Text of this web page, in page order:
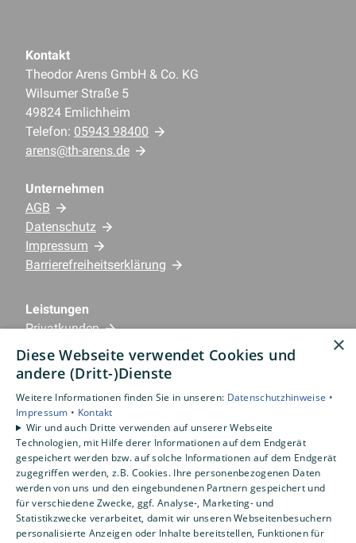
Kontakt
Theodor Arens GmbH & Co. KG
Wilsumer Straße 5
49824 Emlichheim
Telefon: 05943 98400
arens@th-arens.de
Unternehmen
AGB
Datenschutz
Impressum
Barrierefreiheitserklärung
Leistungen
Privatkunden
Gewerbekunden
Karriere
Unternehmen
Standorte
Emlichheim
×
Diese Webseite verwendet Cookies und
andere (Dritt-)Dienste
Weitere Informationen finden Sie in unseren: Datenschutzhinweise •
Impressum • Kontakt
Wir und auch Dritte verwenden auf unserer Webseite
Technologien, mit Hilfe derer Informationen auf dem Endgerät
gespeichert werden bzw. auf solche Informationen auf dem Endgerät
zugegriffen werden, z.B. Cookies. Ihre personenbezogenen Daten
werden von uns und den eingebundenen Partnern gespeichert und
für verschiedene Zwecke, ggf. Analyse-, Marketing- und
Statistikzwecke verarbeitet, damit wir unseren Webseitenbesuchern
personalisierte Anzeigen oder Inhalte bereitstellen, Funktionen für